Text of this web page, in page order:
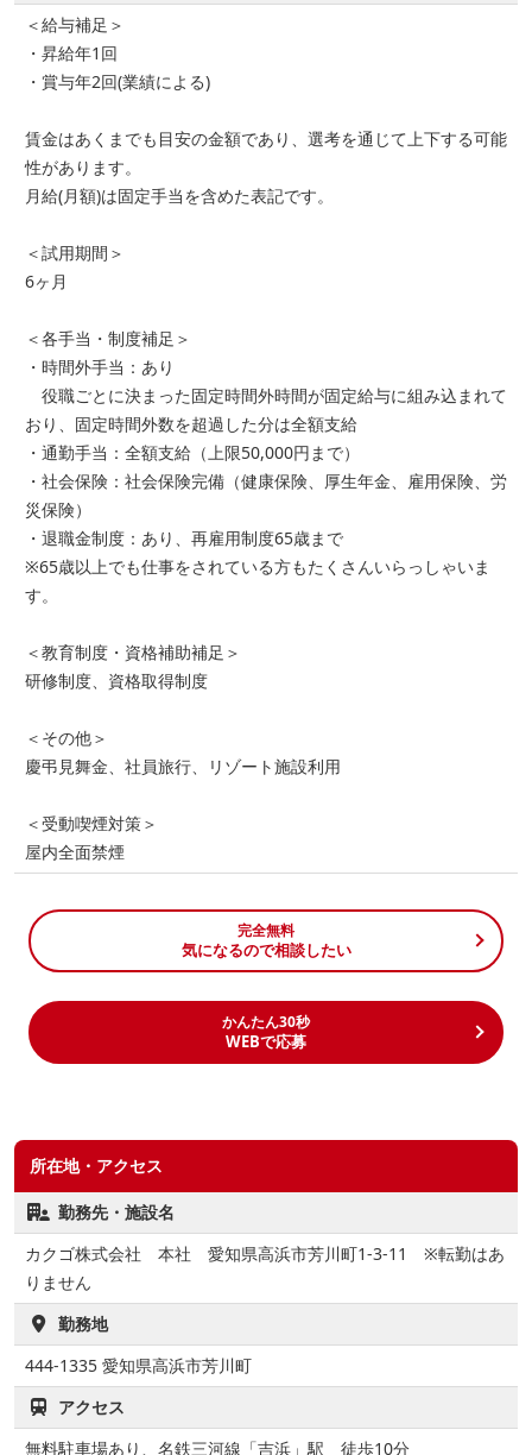
＜給与補足＞
・昇給年1回
・賞与年2回(業績による)
賃金はあくまでも目安の金額であり、選考を通じて上下する可能
性があります。
月給(月額)は固定手当を含めた表記です。
＜試用期間＞
6ヶ月
＜各手当・制度補足＞
・時間外手当：あり
役職ごとに決まった固定時間外時間が固定給与に組み込まれて
おり、固定時間外数を超過した分は全額支給
・通勤手当：全額支給（上限50,000円まで）
・社会保険：社会保険完備（健康保険、厚生年金、雇用保険、労
災保険）
・退職金制度：あり、再雇用制度65歳まで
※65歳以上でも仕事をされている方もたくさんいらっしゃいま
す。
＜教育制度・資格補助補足＞
研修制度、資格取得制度
＜その他＞
慶弔見舞金、社員旅行、リゾート施設利用
＜受動喫煙対策＞
屋内全面禁煙
完全無料
気になるので相談したい
かんたん30秒
WEBで応募
所在地・アクセス
勤務先・施設名
カクゴ株式会社 本社 愛知県高浜市芳川町1-3-11 ※転勤はあ
りません
勤務地
444-1335 愛知県高浜市芳川町
アクセス
無料駐車場あり、名鉄三河線「吉浜」駅 徒歩10分